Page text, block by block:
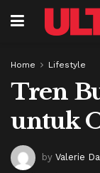
Home Lifestyle
Tren
untuk
by Valerie